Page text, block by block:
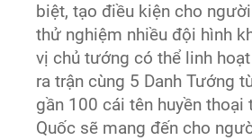
biệt, tạo điều kiện cho
thử nghiệm nhiều đội hình
vị chủ tướng có thể linh
ra trận cùng 5 Danh Tướng
gần 100 cái tên huyền thoại
Quốc sẽ mang đến cho